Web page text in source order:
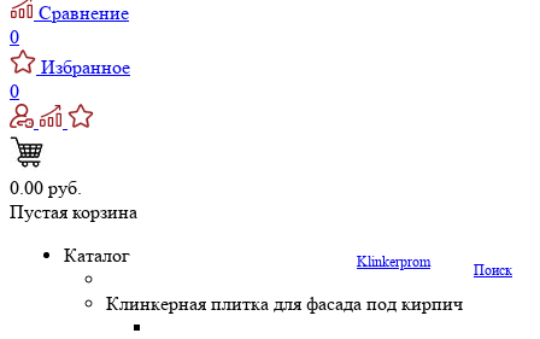
Сравнение
0
Избранное
0
0.00 руб.
Пустая корзина
Поиск
Klinkerprom
Каталог
Клинкерная плитка для фасада под кирпич